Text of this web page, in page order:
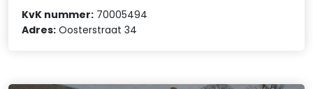
KvK nummer: 70005494
Adres: Oosterstraat 34